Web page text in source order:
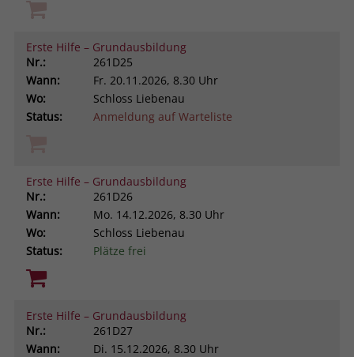
Erste Hilfe – Grundausbildung
Nr.:
261D25
Wann:
Fr. 20.11.2026, 8.30 Uhr
Wo:
Schloss Liebenau
Status:
Anmeldung auf Warteliste
Erste Hilfe – Grundausbildung
Nr.:
261D26
Wann:
Mo. 14.12.2026, 8.30 Uhr
Wo:
Schloss Liebenau
Status:
Plätze frei
Erste Hilfe – Grundausbildung
Nr.:
261D27
Wann:
Di. 15.12.2026, 8.30 Uhr